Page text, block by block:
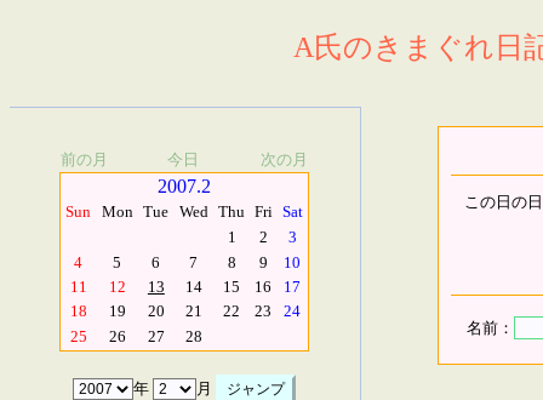
A氏のきまぐれ日
前の月 今日 次の月
2007.2
Sun Mon Tue Wed Thu Fri Sat
1
2
3
4
5 6 7 8 9
10
11
12 13 14 15 16
17
18
19 20 21 22 23
24
25
26 27 28
年 月
この日の
名前：